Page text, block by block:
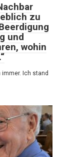
zu
und
wohin
immer. Ich stand